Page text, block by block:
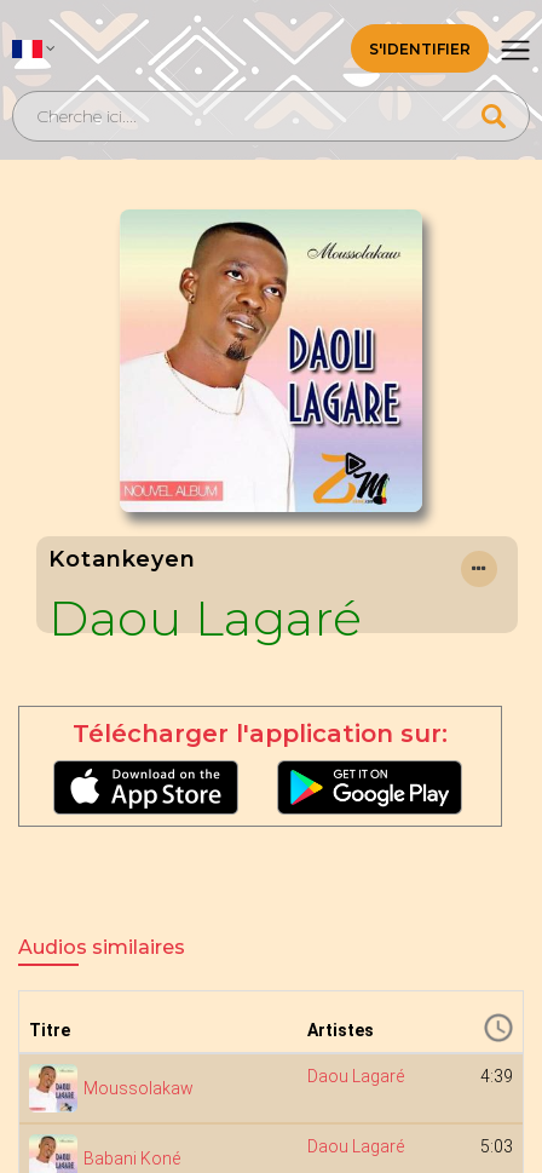
S'IDENTIFIER
Kotankeyen
Daou Lagaré
Télécharger l'application sur:
Audios similaires
Titre Artistes
Moussolakaw
Daou Lagaré 4:39
Babani Koné
Daou Lagaré 5:03